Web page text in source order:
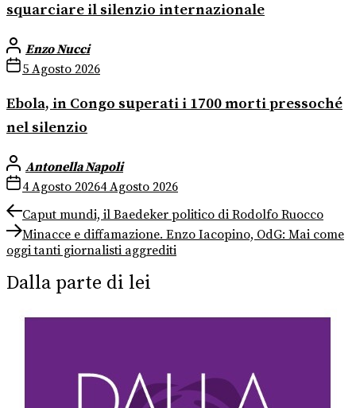
squarciare il silenzio internazionale
Enzo Nucci
5 Agosto 2026
Ebola, in Congo superati i 1700 morti pressoché
nel silenzio
Antonella Napoli
4 Agosto 20264 Agosto 2026
Navigazione
articoli
Previous
post:
Caput mundi, il Baedeker politico di Rodolfo Ruocco
Next
post:
Minacce e diffamazione. Enzo Iacopino, OdG: Mai come
oggi tanti giornalisti aggrediti
Dalla parte di lei